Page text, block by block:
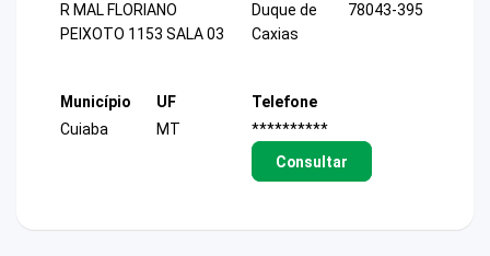
R MAL FLORIANO
PEIXOTO 1153 SALA 03
Duque de
Caxias
78043-395
Município
Cuiaba
UF
MT
Telefone
**********
Consultar